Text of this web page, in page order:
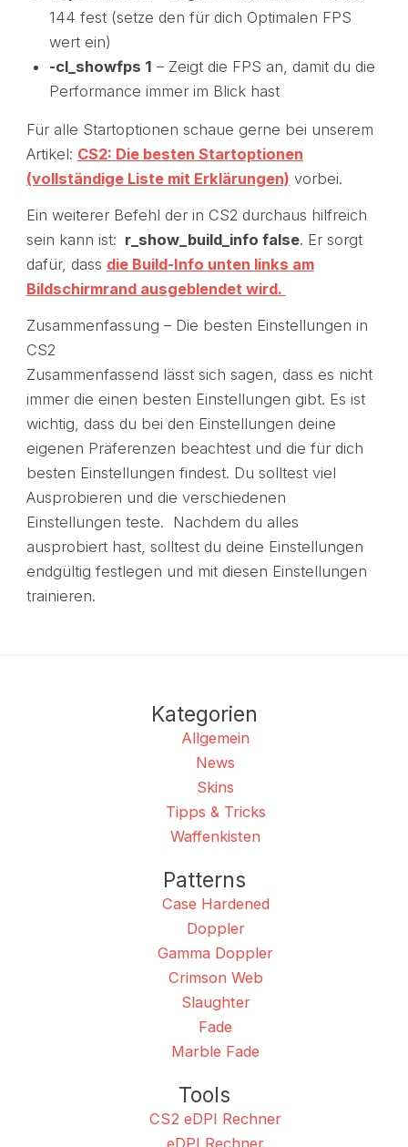
144 fest (setze den für dich Optimalen FPS
wert ein)
-cl_showfps 1 – Zeigt die FPS an, damit du die
Performance immer im Blick hast
Für alle Startoptionen schaue gerne bei unserem
Artikel: CS2: Die besten Startoptionen
(vollständige Liste mit Erklärungen) vorbei.
Ein weiterer Befehl der in CS2 durchaus hilfreich
sein kann ist: r_show_build_info false. Er sorgt
dafür, dass die Build-Info unten links am
Bildschirmrand ausgeblendet wird.
Zusammenfassung – Die besten Einstellungen in
CS2
Zusammenfassend lässt sich sagen, dass es nicht
immer die einen besten Einstellungen gibt. Es ist
wichtig, dass du bei den Einstellungen deine
eigenen Präferenzen beachtest und die für dich
besten Einstellungen findest. Du solltest viel
Ausprobieren und die verschiedenen
Einstellungen teste. Nachdem du alles
ausprobiert hast, solltest du deine Einstellungen
endgültig festlegen und mit diesen Einstellungen
trainieren.
Kategorien
Allgemein
News
Skins
Tipps & Tricks
Waffenkisten
Patterns
Case Hardened
Doppler
Gamma Doppler
Crimson Web
Slaughter
Fade
Marble Fade
Tools
CS2 eDPI Rechner